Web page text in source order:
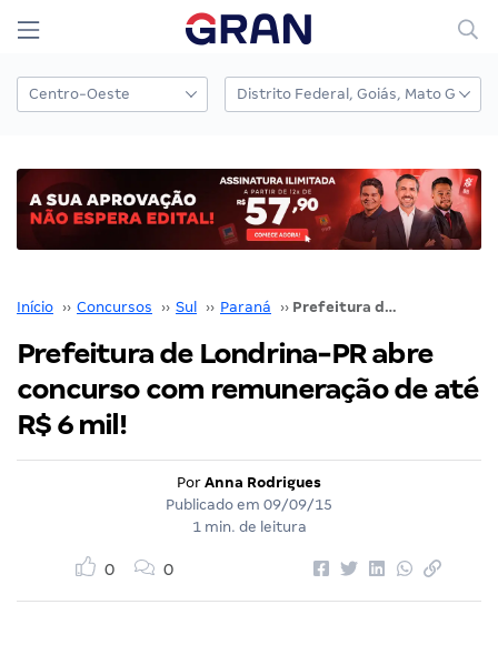
Início ›› Concursos ›› Sul ›› Paraná ›› Prefeitura de Londrina-PR abre concurso com remuneração de até R$ 6 mil!
Prefeitura de Londrina-PR abre
concurso com remuneração de até
R$ 6 mil!
Por Anna Rodrigues
Publicado em 09/09/15
1 min. de leitura
0 0